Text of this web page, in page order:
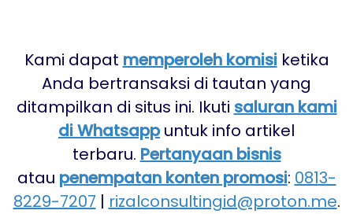
Kami dapat memperoleh komisiketika
Anda bertransaksi di tautan yang
ditampilkan di situs ini. Ikuti saluran kami
di Whatsapp untuk info artikel
terbaru. Pertanyaan bisnis
atau penempatan konten promosi: 0813-
8229-7207 | rizalconsultingid@proton.me.